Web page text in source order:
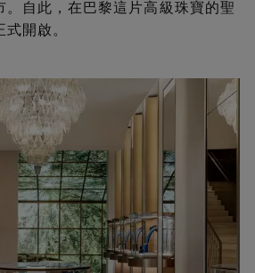
。自此，在巴黎這片高級珠寶的聖
開啟。